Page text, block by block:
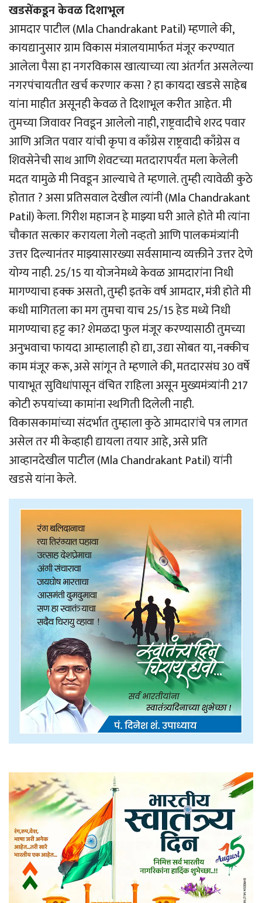
खडसेंकडून केवळ दिशाभूल
आमदार पाटील (Mla Chandrakant Patil) म्हणाले की,
कायद्यानुसार ग्राम विकास मंत्रालयामार्फत मंजूर करण्यात
आलेला पैसा हा नगरविकास खात्याच्या त्या अंतर्गत असलेल्या
नगरपंचायतीत खर्च करणार कसा ? हा कायदा खडसे साहेब
यांना माहीत असूनही केवळ ते दिशाभूल करीत आहेत. मी
तुमच्या जिवावर निवडून आलेलो नाही, राष्ट्रवादीचे शरद पवार
आणि अजित पवार यांची कृपा व काँग्रेस राष्ट्रवादी काँग्रेस व
शिवसेनेची साथ आणि शेवटच्या मतदारापर्यंत मला केलेली
मदत यामुळे मी निवडून आल्याचे ते म्हणाले. तुम्ही त्यावेळी कुठे
होतात ? असा प्रतिसवाल देखील त्यांनी (Mla Chandrakant
Patil) केला. गिरीश महाजन हे माझ्या घरी आले होते मी त्यांना
चौकात सत्कार करायला गेलो नव्हतो आणि पालकमंत्र्यांनी
उत्तर दिल्यानंतर माझ्यासारख्या सर्वसामान्य व्यक्तीने उत्तर देणे
योग्य नाही. 25/15 या योजनेमध्ये केवळ आमदारांना निधी
मागण्याचा हक्क असतो, तुम्ही इतके वर्ष आमदार, मंत्री होते मी
कधी मागितला का मग तुमचा याच 25/15 हेड मध्ये निधी
मागण्याचा हट्ट का? शेमळदा फुल मंजूर करण्यासाठी तुमच्या
अनुभवाचा फायदा आम्हालाही हो द्या, उद्या सोबत या, नक्कीच
काम मंजूर करू, असे सांगून ते म्हणाले की, मतदारसंघ 30 वर्षे
पायाभूत सुविधांपासून वंचित राहिला असून मुख्यमंत्र्यांनी 217
कोटी रुपयांच्या कामांना स्थगिती दिलेली नाही.
विकासकामांच्या संदर्भात तुम्हाला कुठे आमदारांचे पत्र लागत
असेल तर मी केव्हाही द्यायला तयार आहे, असे प्रति
आव्हानदेखील पाटील (Mla Chandrakant Patil) यांनी
खडसे यांना केले.